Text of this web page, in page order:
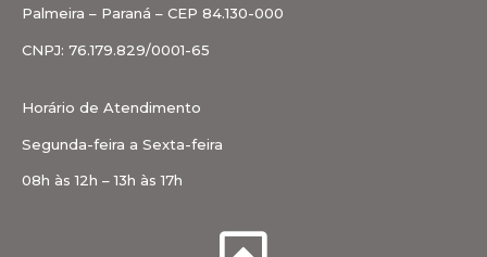
Palmeira – Paraná – CEP 84.130-000
CNPJ: 76.179.829/0001-65
Horário de Atendimento
Segunda-feira a Sexta-feira
08h às 12h – 13h às 17h